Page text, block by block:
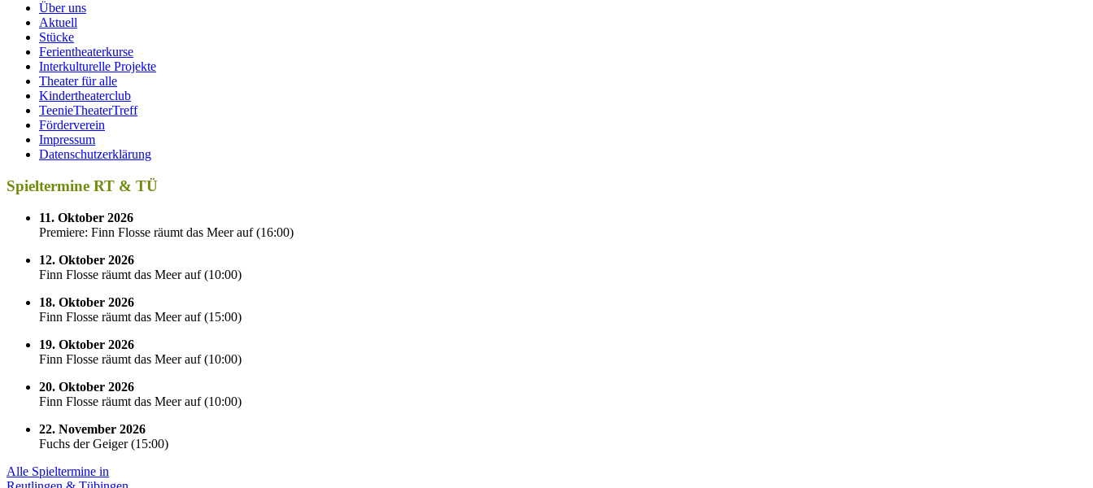
Über uns
Aktuell
Stücke
Ferientheaterkurse
Interkulturelle Projekte
Theater für alle
Kindertheaterclub
TeenieTheaterTreff
Förderverein
Impressum
Datenschutzerklärung
Spieltermine RT & TÜ
11. Oktober 2026
Premiere: Finn Flosse räumt das Meer auf(16:00)
12. Oktober 2026
Finn Flosse räumt das Meer auf(10:00)
18. Oktober 2026
Finn Flosse räumt das Meer auf(15:00)
19. Oktober 2026
Finn Flosse räumt das Meer auf(10:00)
20. Oktober 2026
Finn Flosse räumt das Meer auf(10:00)
22. November 2026
Fuchs der Geiger(15:00)
Alle Spieltermine in